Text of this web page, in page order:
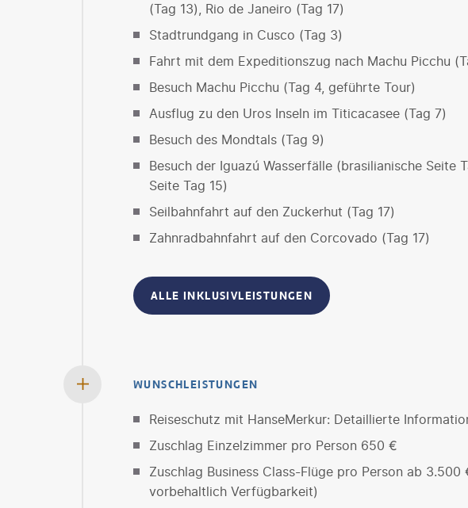
(Tag 13), Rio de Janeiro (Tag 17)
Stadtrundgang in Cusco (Tag 3)
Fahrt mit dem Expeditionszug nach Machu Picchu
Besuch Machu Picchu (Tag 4, geführte Tour)
Ausflug zu den Uros Inseln im Titicacasee (Tag 7)
Besuch des Mondtals (Tag 9)
Besuch der Iguazú Wasserfälle (brasilianische Seite
Seite Tag 15)
Seilbahnfahrt auf den Zuckerhut (Tag 17)
Zahnradbahnfahrt auf den Corcovado (Tag 17)
ALLE INKLUSIVLEISTUNGEN
WUNSCHLEISTUNGEN
Reiseschutz mit HanseMerkur: Detaillierte
Zuschlag Einzelzimmer pro Person 650 €
Zuschlag Business Class-Flüge pro Person ab 3.500
vorbehaltlich Verfügbarkeit)